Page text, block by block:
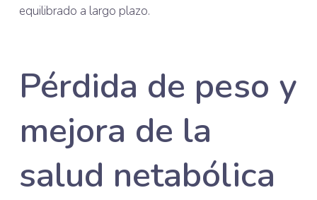
equilibrado a largo plazo.
Pérdida de peso y
mejora de la
salud netabólica